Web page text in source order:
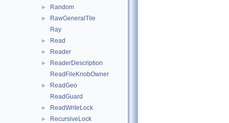
► Random
►
RawGeneralTile
Ray
► Read
► Reader
►
ReaderDescription
ReadFileKnobOwner
►
ReadGeo
ReadGuard
► ReadWriteLock
► RecursiveLock